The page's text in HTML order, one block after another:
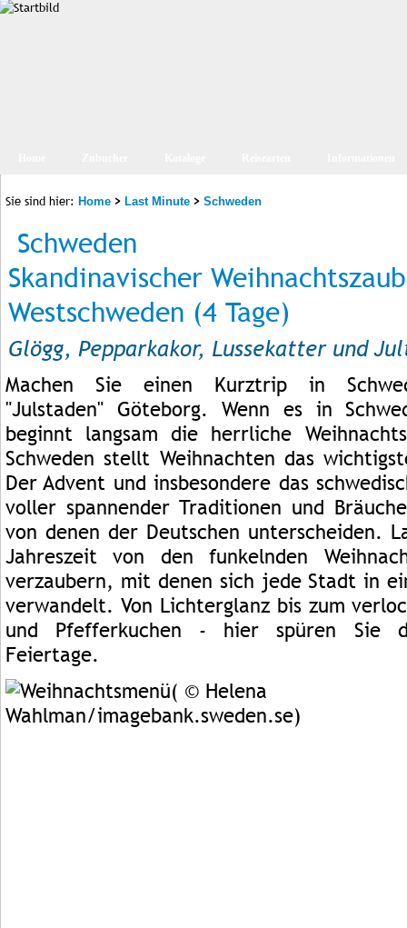
Sie sind hier: Home > Last Minute > Schweden
Schweden
Skandinavischer
Westschweden (4 Tage)
Glögg, Pepparkakor, Lussekatter und
Machen Sie einen Kurztrip in
"Julstaden" Göteborg. Wenn es in
beginnt langsam die herrliche
Schweden stellt Weihnachten das
Der Advent und insbesondere das
voller spannender Traditionen und
von denen der Deutschen unterscheiden.
Jahreszeit von den funkelnden
verzaubern, mit denen sich jede Stadt in
verwandelt. Von Lichterglanz bis zum
und Pfefferkuchen - hier spüren Sie
Feiertage.